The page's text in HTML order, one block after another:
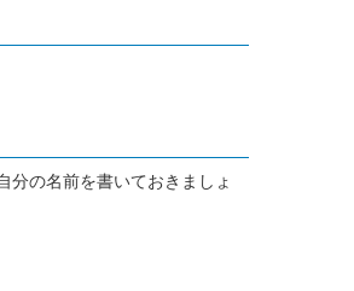
分の名前を書いておきましょ